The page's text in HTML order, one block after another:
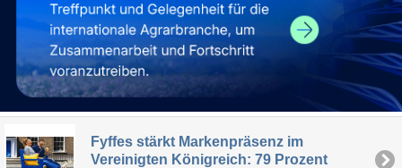
Fyffes stärkt Markenpräsenz im
Vereinigten Königreich: 79 Prozent